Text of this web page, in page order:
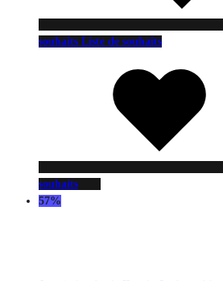
souhaits Liste de souhaits
souhaits
57%